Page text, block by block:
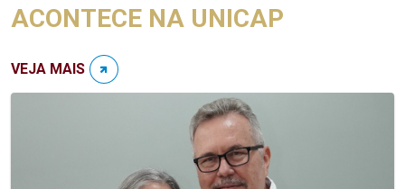
ACONTECE NA UNICAP
VEJA MAIS